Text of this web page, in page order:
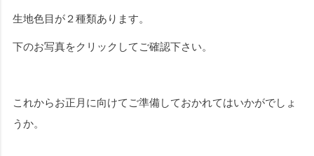
生地色目が２種類あります。
下のお写真をクリックしてご確認下さい。
これからお正月に向けてご準備しておかれてはいかがでしょ
うか。